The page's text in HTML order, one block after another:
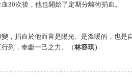
30次後，他也開始了定期分離術捐血。
，捐血於他而言是陽光、是溫暖的，也是
列，奉獻一己之力。（林容琪）